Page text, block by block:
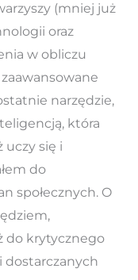
(mniej już
oraz
w obliczu
narzędzie,
która
uczy się i
do
społecznych. O
do krytycznego
dostarczanych